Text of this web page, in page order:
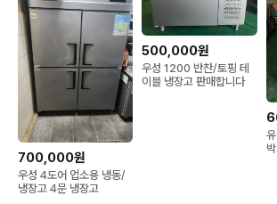
700,000원
우성 4도어 업소용 냉동/
냉장고 4문 냉장고
500,000원
우성 1200 반찬/토핑 테
이블 냉장고 판매합니다